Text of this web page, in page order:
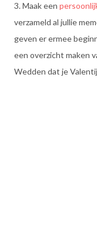
3. Maak een
verzameld al jullie
geven er ermee
een overzicht maken
Wedden dat je